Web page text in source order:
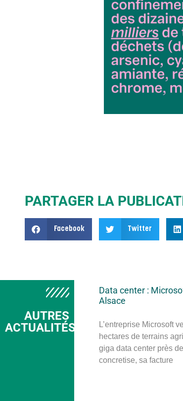
PARTAGER LA
Facebook Twitter
AUTRES
ACTUALITÉS
Data center :
Alsace
L’entreprise Microsoft
hectares de terrains
giga data center près
concretise, sa facture